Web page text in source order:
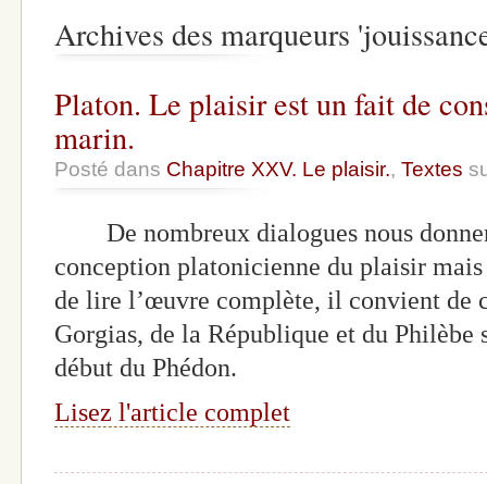
Archives des marqueurs
Platon. Le plaisir est un fait de
marin.
Posté dans Chapitre XXV. Le plaisir., Textes
De nombreux dialogues nous
conception platonicienne du plaisir
de lire l’œuvre complète, il convient de
Gorgias, de la République et du Philèbe
début du Phédon.
Lisez l'article complet